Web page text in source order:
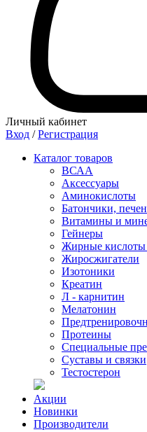
Личный кабинет
Вход / Регистрация
Каталог товаров
ВСАА
Аксессуары
Аминокислоты
Батончики,
Витамины и
Гейнеры
Жирные
Жиросжигатели
Изотоники
Креатин
Л - карнитин
Мелатонин
Протеины
Специальные
Суставы и связки
Тестостерон
Акции
Новинки
Производители